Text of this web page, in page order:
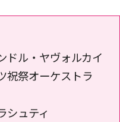
ドル・ヤヴォルカイ
祝祭オーケストラ
シュティ